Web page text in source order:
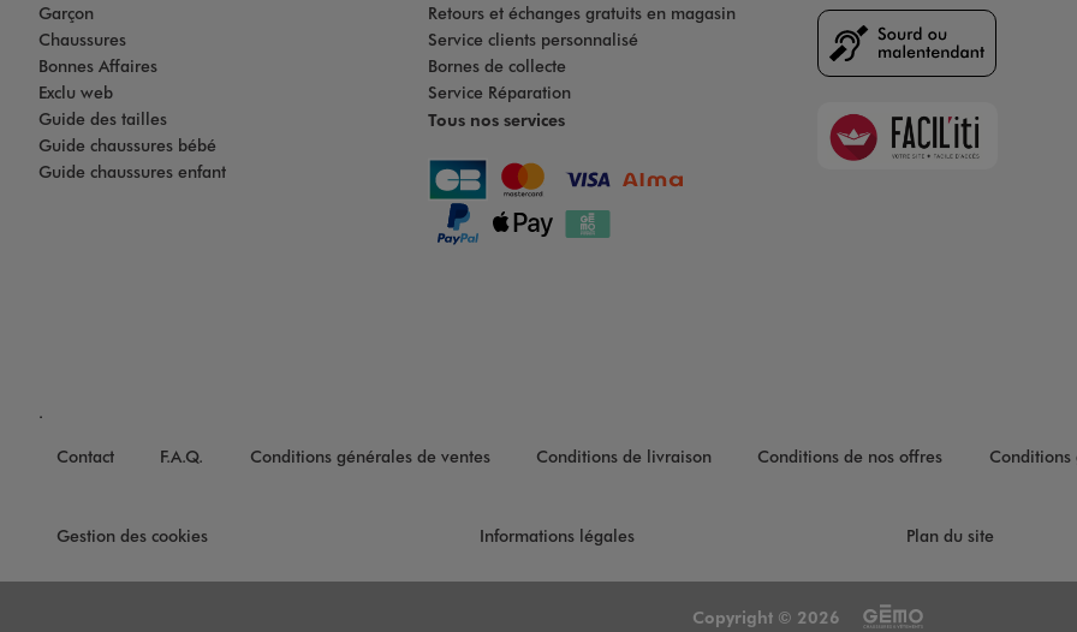
Garçon
Chaussures
Bonnes Affaires
Exclu web
Guide des tailles
Guide chaussures bébé
Guide chaussures enfant
Retours et échanges gratuits en magasin
Service clients personnalisé
Bornes de collecte
Service Réparation
Tous nos services Faciliti
.
Contact
F.A.Q. Conditions générales de ventes Conditions de livraison Conditions de nos offres
Gestion des cookies Informations légales Plan du site
Copyright © 2026